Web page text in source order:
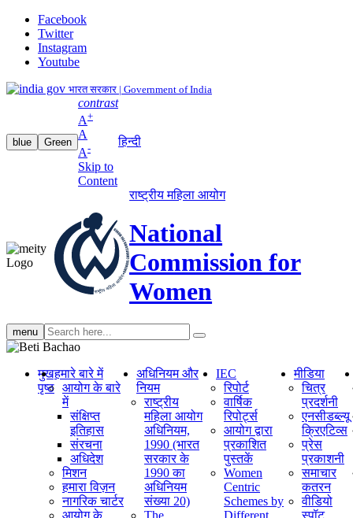
Facebook
Twitter
Instagram
Youtube
भारत सरकार | Government of India
blue Green
contrast
A+
A
A-
Skip to
Content
हिन्दी
राष्ट्रीय महिला आयोग
National
Commission for
Women
menu Search
search
मुख
पृष्ठ
हमारे बारे में
आयोग के बारे
में
संक्षिप्‍त
इतिहास
संरचना
अधिदेश
मिशन
हमारा विज़न
नागरिक चार्टर
आयोग के
अधिनियम और
नियम
राष्ट्रीय
महिला आयोग
अधिनियम,
1990 (भारत
सरकार के
1990 का
अधिनियम
संख्या 20)
The
IEC
रिपोर्ट
वार्षिक
रिपोर्ट्स
आयोग द्वारा
प्रकाशित
पुस्तकें
Women
Centric
Schemes by
Different
मीडिया
चित्र
प्रदर्शनी
एनसीडब्ल्यू
क्रिएटिव्स
प्रेस
प्रकाशनी
समाचार
कतरन
वीडियो
स्पॉट